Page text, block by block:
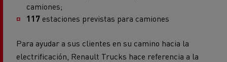
camiones;
117 estaciones previstas para camiones
Para ayudar a sus clientes en su camino hacia la
electrificación, Renault Trucks hace referencia a la